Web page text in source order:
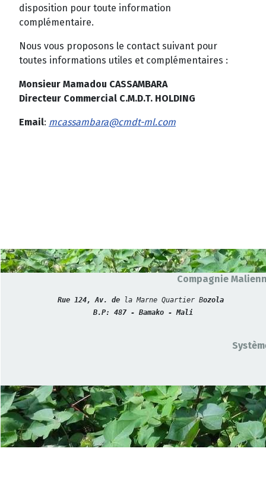
disposition pour toute information
complémentaire.
Nous vous proposons le contact suivant pour
toutes informations utiles et complémentaires :
Monsieur Mamadou CASSAMBARA
Directeur Commercial C.M.D.T. HOLDING
Email: mcassambara@cmdt-ml.com
Compagnie
Rue 124, Av. de la Marne Quartier Bozola
B.P: 487 - Bamako - Mali